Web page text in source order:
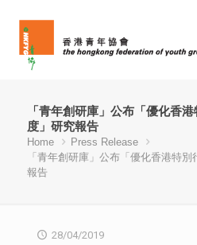
「青年創研庫」公布「優化香
度」研究報告
Home
Press Release
「青年創研庫」公布「優化香港特
報告
28/04/2019